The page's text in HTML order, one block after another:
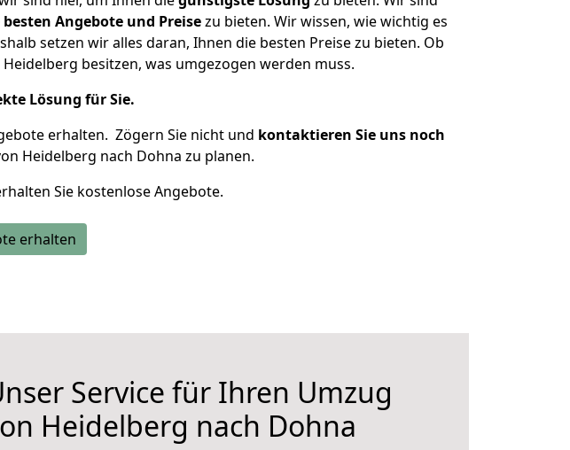
besten Angebote und Preisezu bieten. Wir wissen, wie wichtig es
setzen wir alles daran, Ihnen die besten Preise zu bieten. Ob
besitzen, was umgezogen werden muss.
Lösung für Sie.
erhalten. Zögern Sie nicht und kontaktieren Sie uns noch
Heidelberg nach Dohna zu planen.
Sie kostenlose Angebote.
erhalten
Service für Ihren Umzug
Heidelberg nach Dohna